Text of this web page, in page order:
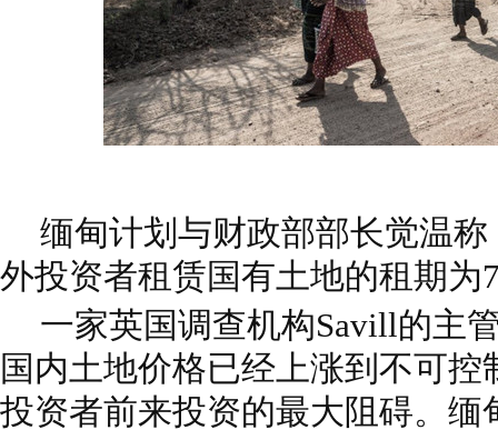
缅甸计划与财政部部长觉温
外投资者租赁国有土地的租期为
一家英国调查机构Savill的主
国内土地价格已经上涨到不可
投资者前来投资的最大阻碍。缅